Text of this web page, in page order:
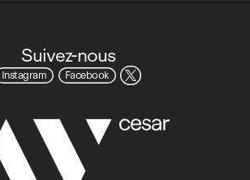
Suivez-nous
Instagram Facebook